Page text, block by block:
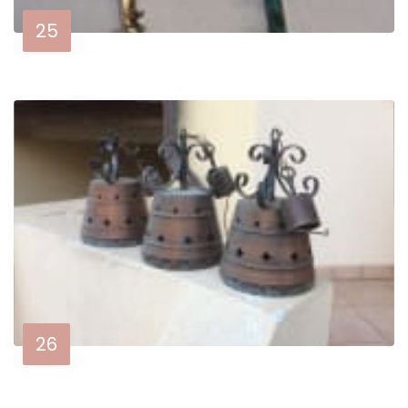
25
26